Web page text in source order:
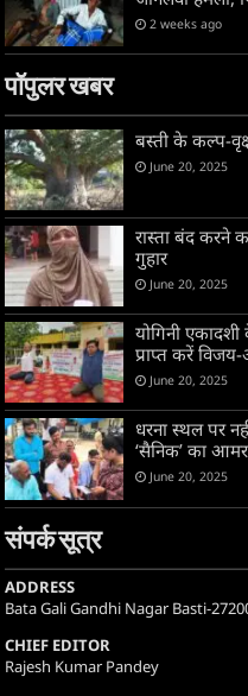
2 weeks ago
पॉपुलर खबर
बस्ती के कल्प-
June 20, 2025
रास्ता बंद करने
गुहार
June 20, 2025
योगिनी
प्राप्त करें
June 20, 2025
धरना स्थल पर
‘सैनिक’ का
June 20, 2025
संपर्क सूत्र
ADDRESS
Bata Gali Gandhi Nagar Basti-
CHIEF EDITOR
Rajesh Kumar Pandey